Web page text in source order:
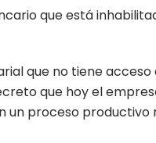
que está
que no tiene acceso
que hoy el
un proceso productivo